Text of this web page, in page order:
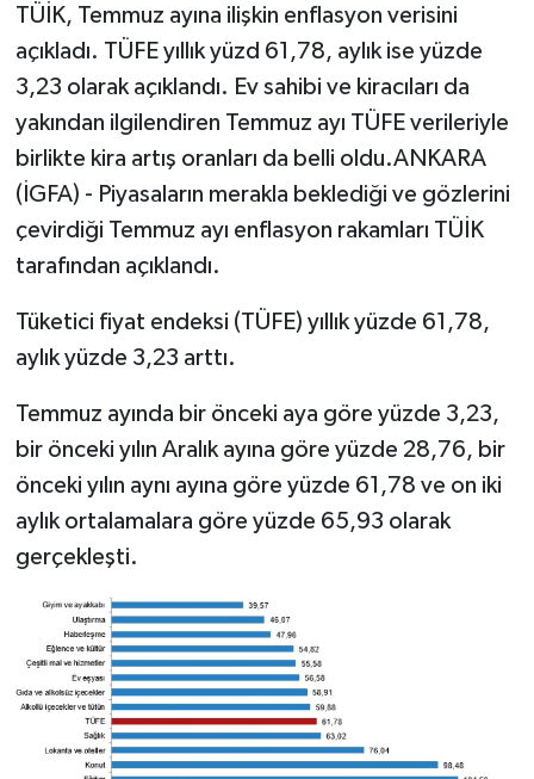
TÜİK, Temmuz ayına ilişkin enflasyon verisini
açıkladı. TÜFE yıllık yüzd 61,78, aylık ise yüzde
3,23 olarak açıklandı. Ev sahibi ve kiracıları da
yakından ilgilendiren Temmuz ayı TÜFE verileriyle
birlikte kira artış oranları da belli oldu.ANKARA
(İGFA) - Piyasaların merakla beklediği ve gözlerini
çevirdiği Temmuz ayı enflasyon rakamları TÜİK
tarafından açıklandı.
Tüketici fiyat endeksi (TÜFE) yıllık yüzde 61,78,
aylık yüzde 3,23 arttı.
Temmuz ayında bir önceki aya göre yüzde 3,23,
bir önceki yılın Aralık ayına göre yüzde 28,76, bir
önceki yılın aynı ayına göre yüzde 61,78 ve on iki
aylık ortalamalara göre yüzde 65,93 olarak
gerçekleşti.